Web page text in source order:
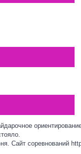
Сайт соревнований